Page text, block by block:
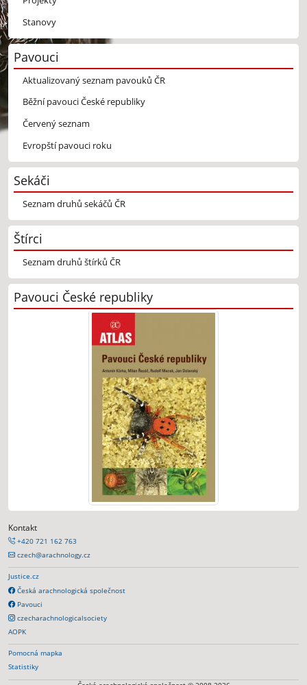
Stanovy
Pavouci
Aktualizovaný seznam pavouků ČR
Běžní pavouci České republiky
Červený seznam
Evropští pavouci roku
Sekáči
Seznam druhů sekáčů ČR
Štírci
Seznam druhů štírků ČR
Pavouci České republiky
Kontakt
+420 721 162 763
czech@arachnology.cz
Justice.cz
Česká arachnologická společnost
Pavouci
czecharachnologicalsociety
AOPK
Pomocná mapka
Statistiky